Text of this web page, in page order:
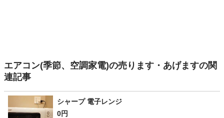
エアコン(季節、空調家電)の売ります・あげますの関
連記事
シャープ 電子レンジ
0円